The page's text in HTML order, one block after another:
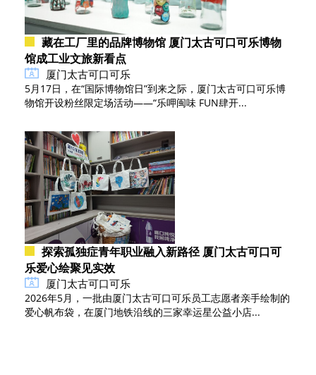
藏在工厂里的品牌博物馆 厦门太古可口可乐博物
馆成工业文旅新看点
厦门太古可口可乐
5月17日，在“国际博物馆日”到来之际，厦门太古可口可乐博
物馆开设粉丝限定场活动——“乐呷闽味 FUN肆开...
探索孤独症青年职业融入新路径 厦门太古可口可
乐爱心绘聚见实效
厦门太古可口可乐
2026年5月，一批由厦门太古可口可乐员工志愿者亲手绘制的
爱心帆布袋，在厦门地铁沿线的三家幸运星公益小店...